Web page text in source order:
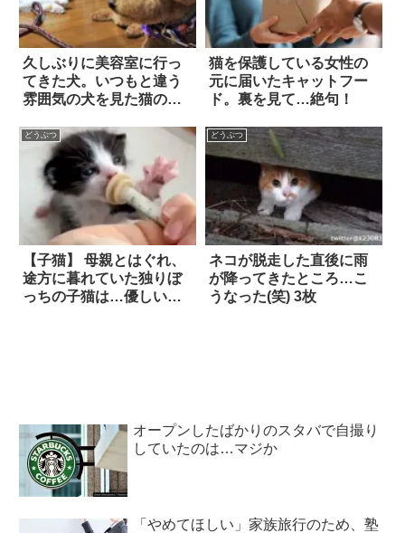
久しぶりに美容室に行っ
てきた犬。いつもと違う
雰囲気の犬を見た猫の反
猫を保護している女性の
元に届いたキャットフー
ド。裏を見て…絶句！
どうぶつ
【子猫】 母親とはぐれ、
途方に暮れていた独りぼ
っちの子猫は…優しい人
どうぶつ
ネコが脱走した直後に雨
が降ってきたところ…こ
うなった(笑) 3枚
オープンしたばかりのスタバで自撮り
していたのは…マジか
「やめてほしい」家族旅行のため、塾